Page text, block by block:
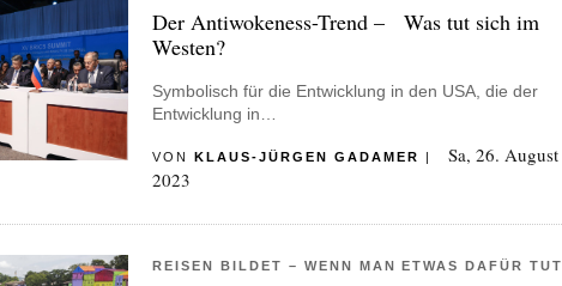
Der Antiwokeness-Trend – Was tut sich im
Westen?
Symbolisch für die Entwicklung in den USA, die der
Entwicklung in…
VON KLAUS-JÜRGEN GADAMER |
Sa, 26. August
2023
REISEN BILDET – WENN MAN ETWAS DAFÜR TUT